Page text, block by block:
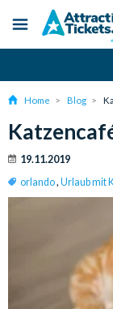
content
Menu
Home Blog
19.11.2019
orlando, Urlaub mit